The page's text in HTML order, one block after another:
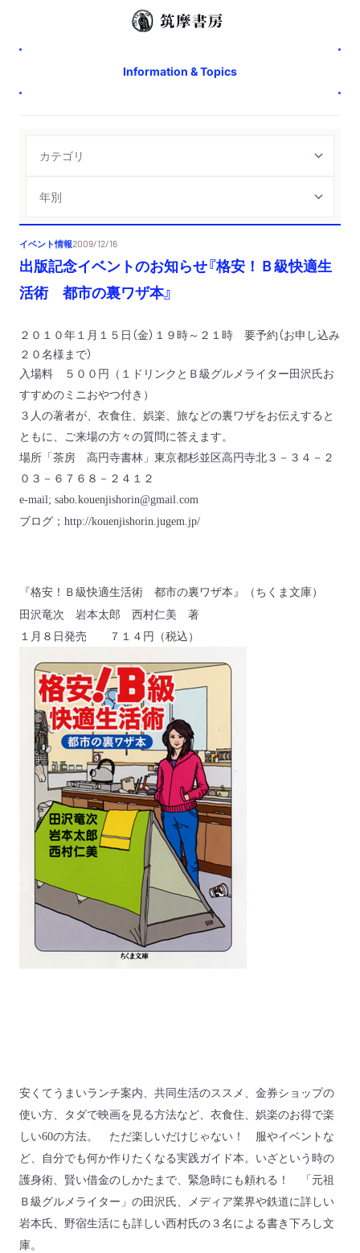
Information & Topics
イベント情報2009/12/16
出版記念イベントのお知らせ『格安！Ｂ級快適生
活術 都市の裏ワザ本』
２０１０年１月１５日（金）１９時～２１時 要予約（お申し込み
２０名様まで）
入場料 ５００円（１ドリンクと Ｂ級グルメライター田沢氏お
すすめのミニおやつ付き）
３人の著者が、衣食住、娯楽、旅などの裏ワザをお伝えすると
ともに、ご来場の方々の質問に答えます。
場所「茶房 高円寺書林」東京都杉並区高円寺北３－３４－２
０３－６７６８－２４１２
e-mail; sabo.kouenjishorin@gmail.com
ブログ； http://kouenjishorin.jugem.jp/
『格安！Ｂ級快適生活術 都市の裏ワザ本』（ちくま文庫）
田沢竜次 岩本太郎 西村仁美 著
１月８日発売 ７１４円（税込）
安くてうまいランチ案内、共同生活のススメ、金券ショップの
使い方、タダで映画を見る方法など、衣食住、娯楽のお得で楽
しい60の方法。 ただ楽しいだけじゃない！ 服やイベントな
ど、自分でも何か作りたくなる実践ガイド本。いざという時の
護身術、賢い借金のしかたまで、緊急時にも頼れる！ 「元祖
Ｂ級グルメライター」の田沢氏、
メディア業界や鉄道に詳しい
岩本 氏、野宿生活にも詳しい西村氏の３名による書き下ろし文
庫。